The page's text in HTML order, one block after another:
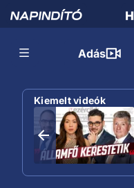
Adás
Kiemelt videók